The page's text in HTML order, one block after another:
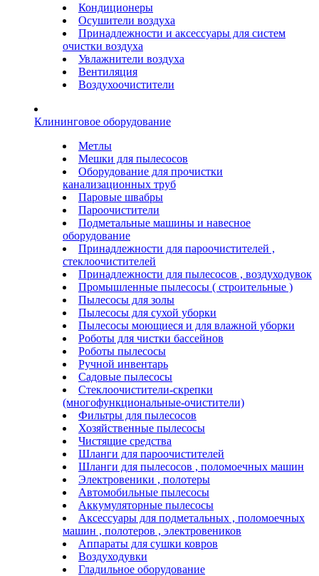
Кондиционеры
Осушители воздуха
Принадлежности и аксессуары для систем
очистки воздуха
Увлажнители воздуха
Вентиляция
Воздухоочистители
Клининговое оборудование
Метлы
Мешки для пылесосов
Оборудование для прочистки
канализационных труб
Паровые швабры
Пароочистители
Подметальные машины и навесное
оборудование
Принадлежности для пароочистителей ,
стеклоочистителей
Принадлежности для пылесосов , воздуходувок
Промышленные пылесосы ( строительные )
Пылесосы для золы
Пылесосы для сухой уборки
Пылесосы моющиеся и для влажной уборки
Роботы для чистки бассейнов
Роботы пылесосы
Ручной инвентарь
Садовые пылесосы
Стеклоочистители-скрепки
(многофункциональные-очистители)
Фильтры для пылесосов
Хозяйственные пылесосы
Чистящие средства
Шланги для пароочистителей
Шланги для пылесосов , поломоечных машин
Электровеники , полотеры
Автомобильные пылесосы
Аккумуляторные пылесосы
Аксессуары для подметальных , поломоечных
машин , полотеров , электровеников
Аппараты для сушки ковров
Воздуходувки
Гладильное оборудование